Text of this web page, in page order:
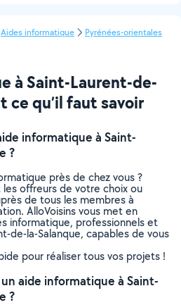
Aides informatique
Pyrénées-orientales
à Saint-Laurent-de-
ce qu’il faut savoir
informatique à Saint-
?
près de chez vous ?
offreurs de votre choix ou
de tous les membres à
AlloVoisins vous met en
informatique, professionnels et
de-la-Salanque, capables de vous
pour réaliser tous vos projets !
aide informatique à Saint-
?